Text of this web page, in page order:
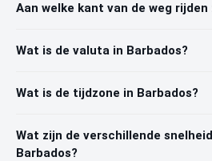
Aan welke kant van de weg rijden
Wat is de valuta in Barbados?
Wat is de tijdzone in Barbados?
Wat zijn de verschillende
Barbados?